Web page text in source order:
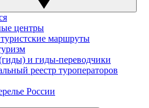
центры
маршруты
и гиды-переводчики
реестр туроператоров
России